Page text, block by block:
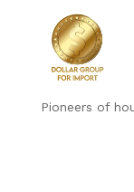
Pioneers of